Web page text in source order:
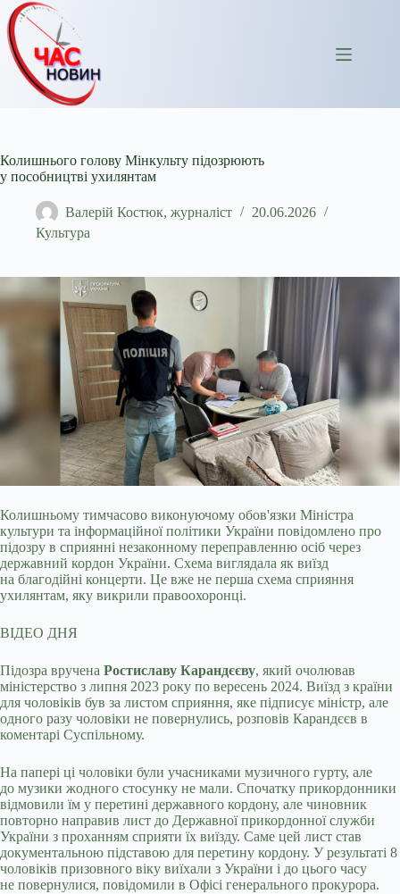
Перейти
до
вмісту
Колишнього голову Мінкульту підозрюють
у пособництві ухилянтам
Валерій Костюк, журналіст
20.06.2026
Культура
Колишньому тимчасово виконуючому обов'язки Міністра
культури та інформаційної політики України повідомлено про
підозру в сприянні незаконному переправленню осіб через
державний кордон України. Схема виглядала як виїзд
на благодійні концерти. Це вже не перша схема сприяння
ухилянтам, яку викрили правоохоронці.
ВІДЕО ДНЯ
Підозра вручена Ростиславу Карандєєву, який очолював
міністерство з липня 2023 року по вересень 2024. Виїзд з країни
для чоловіків був за листом сприяння, яке підписує міністр, але
одного разу чоловіки не повернулись, розповів Карандєєв в
коментарі Суспільному.
На папері ці чоловіки були учасниками музичного гурту, але
до музики жодного стосунку не мали. Спочатку прикордонники
відмовили їм у перетині державного кордону, але чиновник
повторно направив лист до Державної прикордонної служби
України з проханням сприяти їх виїзду. Саме цей лист став
документальною підставою для перетину кордону. У результаті 8
чоловіків призовного віку виїхали з України і до цього часу
не повернулися, повідомили в Офісі генерального прокурора.